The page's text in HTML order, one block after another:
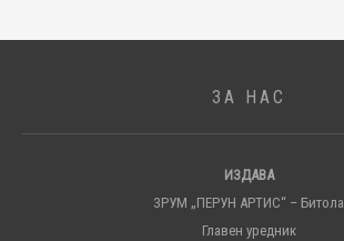
ЗА НАС
ИЗДАВА
ЗРУМ „ПЕРУН АРТИС“ – Битола
Главен уредник